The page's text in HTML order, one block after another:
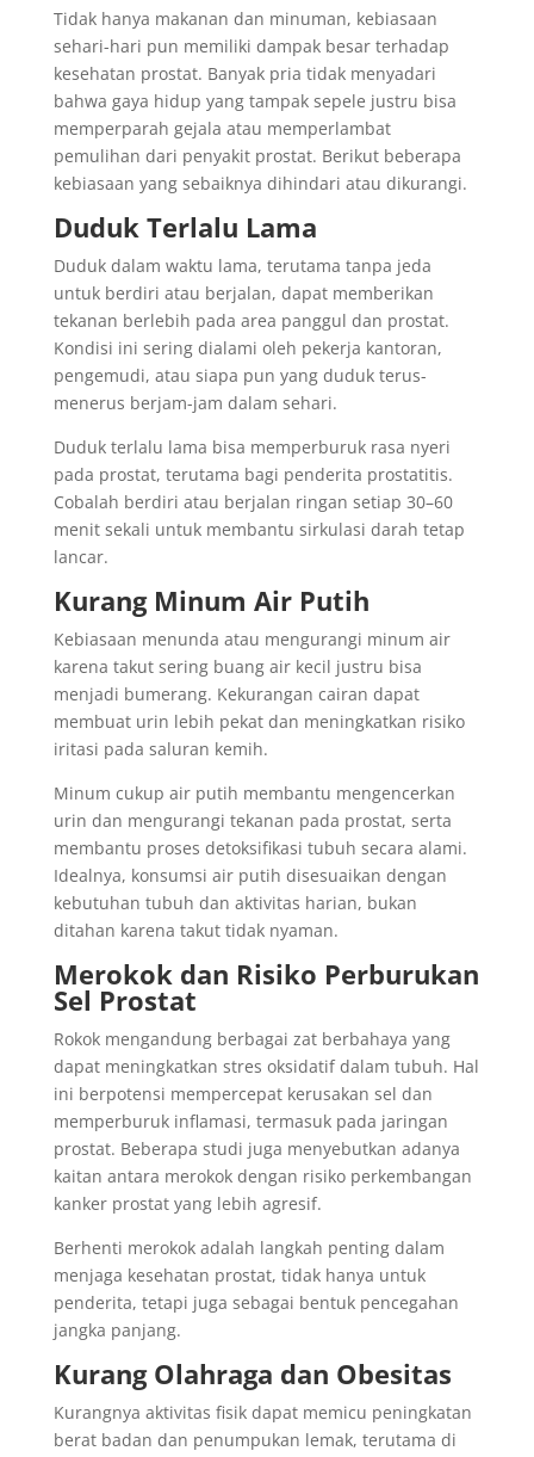
Tidak hanya makanan dan minuman, kebiasaan
sehari-hari pun memiliki dampak besar terhadap
kesehatan prostat. Banyak pria tidak menyadari
bahwa gaya hidup yang tampak sepele justru bisa
memperparah gejala atau memperlambat
pemulihan dari penyakit prostat. Berikut beberapa
kebiasaan yang sebaiknya dihindari atau dikurangi.
Duduk Terlalu Lama
Duduk dalam waktu lama, terutama tanpa jeda
untuk berdiri atau berjalan, dapat memberikan
tekanan berlebih pada area panggul dan prostat.
Kondisi ini sering dialami oleh pekerja kantoran,
pengemudi, atau siapa pun yang duduk terus-
menerus berjam-jam dalam sehari.
Duduk terlalu lama bisa memperburuk rasa nyeri
pada prostat, terutama bagi penderita prostatitis.
Cobalah berdiri atau berjalan ringan setiap 30–60
menit sekali untuk membantu sirkulasi darah tetap
lancar.
Kurang Minum Air Putih
Kebiasaan menunda atau mengurangi minum air
karena takut sering buang air kecil justru bisa
menjadi bumerang. Kekurangan cairan dapat
membuat urin lebih pekat dan meningkatkan risiko
iritasi pada saluran kemih.
Minum cukup air putih membantu mengencerkan
urin dan mengurangi tekanan pada prostat, serta
membantu proses detoksifikasi tubuh secara alami.
Idealnya, konsumsi air putih disesuaikan dengan
kebutuhan tubuh dan aktivitas harian, bukan
ditahan karena takut tidak nyaman.
Merokok dan Risiko Perburukan
Sel Prostat
Rokok mengandung berbagai zat berbahaya yang
dapat meningkatkan stres oksidatif dalam tubuh. Hal
ini berpotensi mempercepat kerusakan sel dan
memperburuk inflamasi, termasuk pada jaringan
prostat. Beberapa studi juga menyebutkan adanya
kaitan antara merokok dengan risiko perkembangan
kanker prostat yang lebih agresif.
Berhenti merokok adalah langkah penting dalam
menjaga kesehatan prostat, tidak hanya untuk
penderita, tetapi juga sebagai bentuk pencegahan
jangka panjang.
Kurang Olahraga dan Obesitas
Kurangnya aktivitas fisik dapat memicu peningkatan
berat badan dan penumpukan lemak, terutama di